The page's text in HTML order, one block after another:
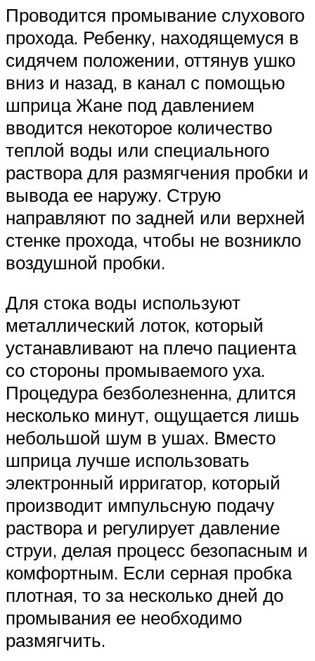
Проводится промывание слухового
прохода. Ребенку, находящемуся в
сидячем положении, оттянув ушко
вниз и назад, в канал с помощью
шприца Жане под давлением
вводится некоторое количество
теплой воды или специального
раствора для размягчения пробки и
вывода ее наружу. Струю
направляют по задней или верхней
стенке прохода, чтобы не возникло
воздушной пробки.
Для стока воды используют
металлический лоток, который
устанавливают на плечо пациента
со стороны промываемого уха.
Процедура безболезненна, длится
несколько минут, ощущается лишь
небольшой шум в ушах. Вместо
шприца лучше использовать
электронный ирригатор, который
производит импульсную подачу
раствора и регулирует давление
струи, делая процесс безопасным и
комфортным. Если серная пробка
плотная, то за несколько дней до
промывания ее необходимо
размягчить.